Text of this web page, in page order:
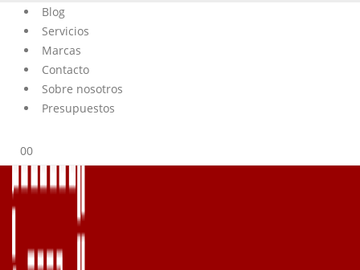
Blog
Servicios
Marcas
Contacto
Sobre nosotros
Presupuestos
00